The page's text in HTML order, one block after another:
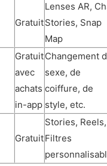
Gratuit
Lenses AR,
Stories, Snap
Map
Gratuit
avec
achats
in-app
Changement
sexe, de
coiffure, de
style, etc.
Gratuit
Stories, Reels,
Filtres